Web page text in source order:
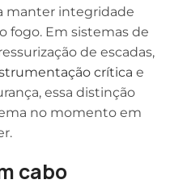
manter integridade
fogo. Em sistemas de
de escadas,
crítica e
essa distinção
no momento em
cabo